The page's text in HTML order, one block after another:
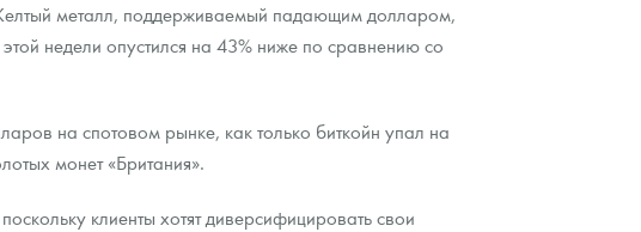
Желтый металл, поддерживаемый падающим долларом,
недели опустился на 43% ниже по сравнению со
на спотовом рынке, как только биткойн упал на
монет «Британия».
клиенты хотят диверсифицировать свои